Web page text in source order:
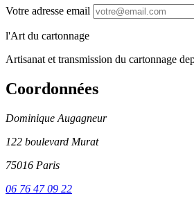
Votre adresse email
l'Art du cartonnage
Artisanat et transmission du cartonnage
Coordonnées
Dominique Augagneur
122 boulevard Murat
75016 Paris
06 76 47 09 22